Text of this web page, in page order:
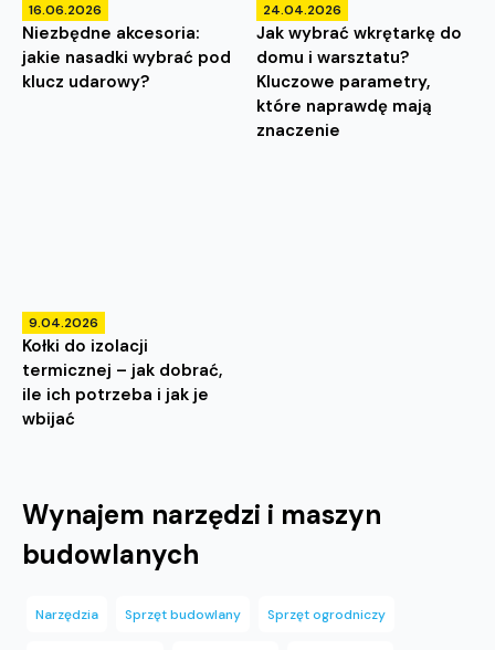
16.06.2026
Niezbędne akcesoria:
jakie nasadki wybrać pod
klucz udarowy?
24.04.2026
Jak wybrać wkrętarkę do
domu i warsztatu?
Kluczowe parametry,
które naprawdę mają
znaczenie
9.04.2026
Kołki do izolacji
termicznej – jak dobrać,
ile ich potrzeba i jak je
wbijać
Wynajem narzędzi i maszyn
budowlanych
Narzędzia Sprzęt budowlany Sprzęt ogrodniczy